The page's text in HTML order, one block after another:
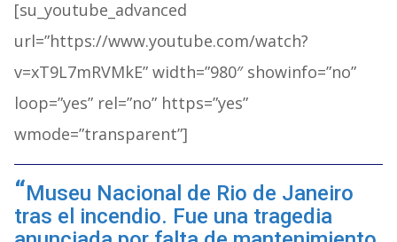
[su_youtube_advanced
url=”https://www.youtube.com/watch?
v=xT9L7mRVMkE” width=”980″ showinfo=”no”
loop=”yes” rel=”no” https=”yes”
wmode=”transparent”]
Museu Nacional de Rio de Janeiro
tras el incendio. Fue una tragedia